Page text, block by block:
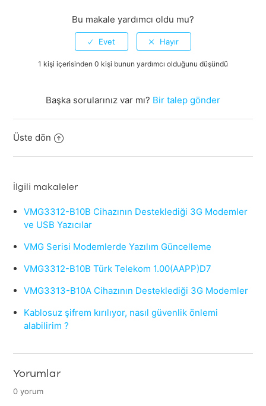
Bu makale yardımcı oldu mu?
1 kişi içerisinden 0 kişi bunun yardımcı olduğunu düşündü
Başka sorularınız var mı? Bir talep gönder
Üste dön
İlgili makaleler
VMG3312-B10B Cihazının Desteklediği 3G Modemler
ve USB Yazıcılar
VMG Serisi Modemlerde Yazılım Güncelleme
VMG3312-B10B Türk Telekom 1.00(AAPP)D7
VMG3313-B10A Cihazının Desteklediği 3G Modemler
Kablosuz şifrem kırılıyor, nasıl güvenlik önlemi
alabilirim ?
Yorumlar
0 yorum